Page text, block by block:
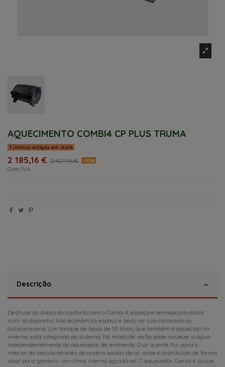
AQUECIMENTO COMBI4 CP PLUS TRUMA
Últimos artigos em stock
2 185,16 € 2 427,96 € -10%
Com IVA
Descrição
Desfrute do dobro do conforto com o Combi 4: espaço e termoacumulador
num só aparelho. Isso economiza espaço e peso na sua caravana ou
autocaravana. Um tanque de água de 10 litros, que também é aquecido no
inverno, está integrado ao sistema. No modo de verão pode aquecer a água
independentemente do aquecedor de ambiente. O ar quente flui para o
interior do veículo através de quatro saídas de ar, onde é distribuído de forma
ideal para garantir um clima interno agradável. O aquecedor Combi é quase